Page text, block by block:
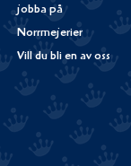
jobba på
Norrmejerier
Vill du bli en av oss